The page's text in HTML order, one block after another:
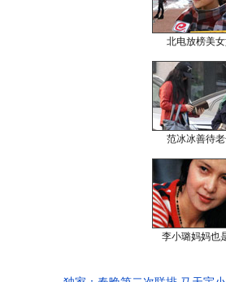
北电放榜美
范冰冰善待
李小璐妈妈也